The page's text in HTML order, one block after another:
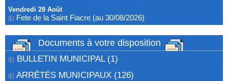
Vendredi 28 Août
Fete de la Saint Fiacre (au 30/08/2026)
Documents à votre disposition
BULLETIN MUNICIPAL (1)
ARRÊTÉS MUNICIPAUX (126)